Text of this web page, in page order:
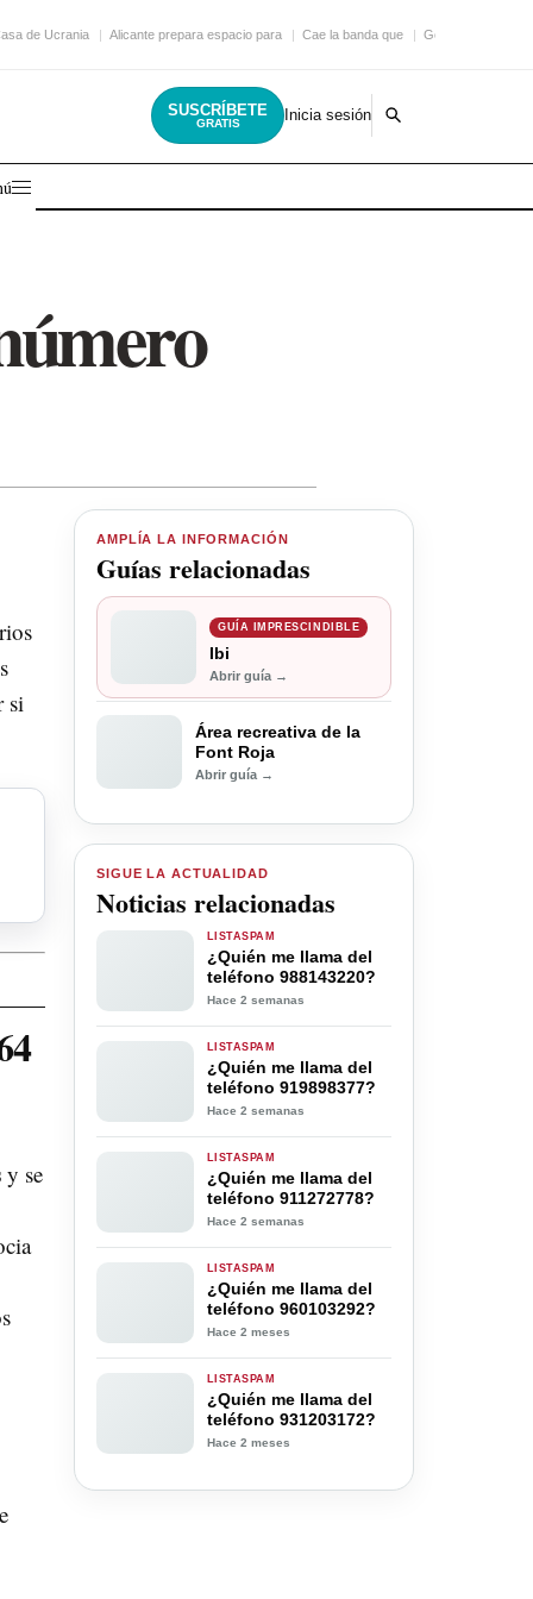
de Ucrania Alicante prepara espacio para Cae la banda que Golpe a una
SUSCRÍBETE
GRATIS Inicia sesión
si
y se
AMPLÍA LA INFORMACIÓN
Guías relacionadas
GUÍA IMPRESCINDIBLE
Ibi
Abrir guía →
Área recreativa de la
Font Roja
Abrir guía →
SIGUE LA ACTUALIDAD
Noticias relacionadas
LISTASPAM
¿Quién me llama del
teléfono 988143220?
Hace 2 semanas
LISTASPAM
¿Quién me llama del
teléfono 919898377?
Hace 2 semanas
LISTASPAM
¿Quién me llama del
teléfono 911272778?
Hace 2 semanas
LISTASPAM
¿Quién me llama del
teléfono 960103292?
Hace 2 meses
LISTASPAM
¿Quién me llama del
teléfono 931203172?
Hace 2 meses